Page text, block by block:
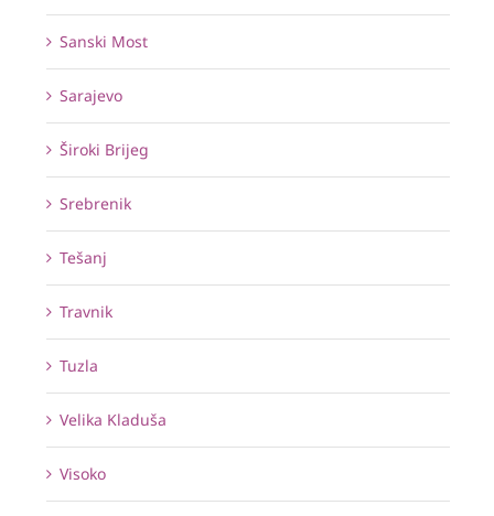
Sanski Most
Sarajevo
Široki Brijeg
Srebrenik
Tešanj
Travnik
Tuzla
Velika Kladuša
Visoko